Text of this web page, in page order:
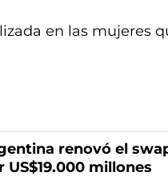
en las mujeres
renovó el
US$19.000 millones